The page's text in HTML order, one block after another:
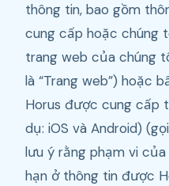
thông tin, bao gồm
cung cấp hoặc chúng
trang web của chúng
là “Trang web”) hoặc
Horus được cung cấp
dụ: iOS và Android)
lưu ý rằng phạm vi của
hạn ở thông tin được